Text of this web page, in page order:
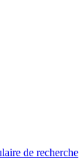
de recherche